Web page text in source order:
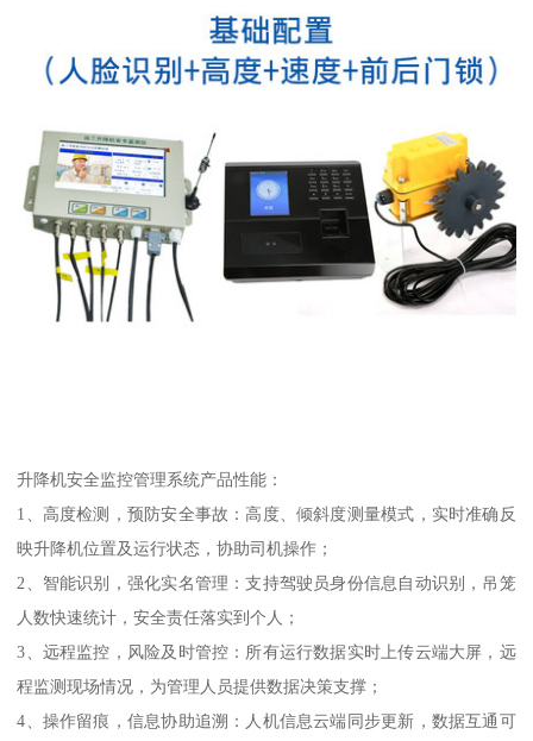
升降机安全监控管理系统产品性能：
1、高度检测，预防安全事故：高度、倾斜度测量模式，实时准确反
映升降机位置及运行状态，协助司机操作；
2、智能识别，强化实名管理：支持驾驶员身份信息自动识别，吊笼
人数快速统计，安全责任落实到个人；
3、远程监控，风险及时管控：所有运行数据实时上传云端大屏，远
程监测现场情况，为管理人员提供数据决策支撑；
4、操作留痕，信息协助追溯：人机信息云端同步更新，数据互通可